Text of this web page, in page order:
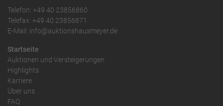
Telefon: +49 40 23856860
Telefax: +49 40 23856871
E-Mail: info@auktionshausmeyer.de
Startseite
Auktionen und Versteigerungen
Highlights
Karriere
Über uns
FAQ